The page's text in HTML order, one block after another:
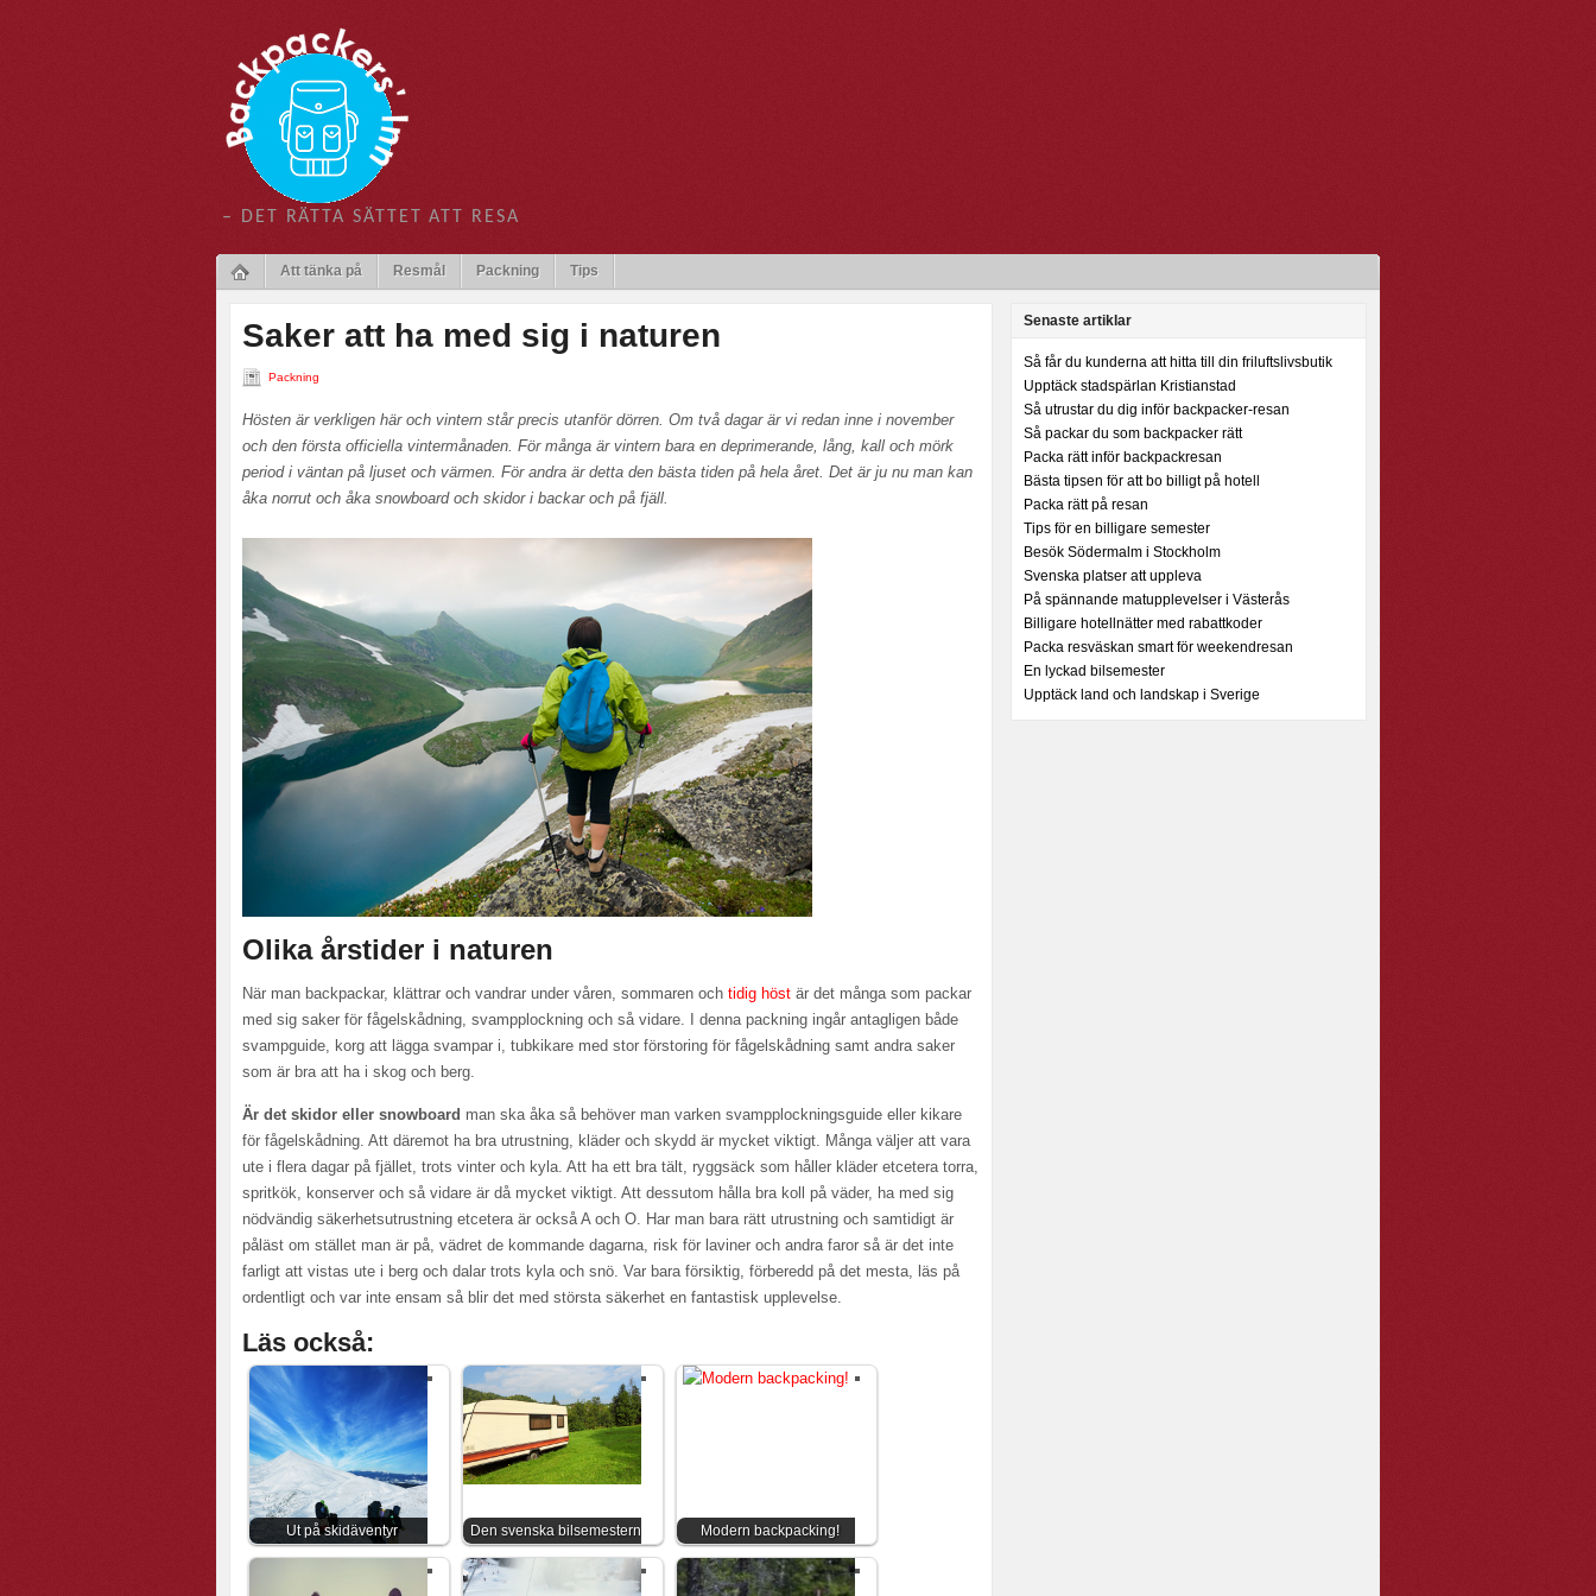
– DET RÄTTA SÄTTET ATT RESA
Att tänka på Resmål Packning Tips
Saker att ha med sig i naturen
Packning
Hösten är verkligen här och vintern står precis utanför dörren. Om två dagar är vi redan inne i november
och den första officiella vintermånaden. För många är vintern bara en deprimerande, lång, kall och mörk
period i väntan på ljuset och värmen. För andra är detta den bästa tiden på hela året. Det är ju nu man kan
åka norrut och åka snowboard och skidor i backar och på fjäll.
Olika årstider i naturen
När man backpackar, klättrar och vandrar under våren, sommaren och tidig höst är det många som packar
med sig saker för fågelskådning, svampplockning och så vidare. I denna packning ingår antagligen både
svampguide, korg att lägga svampar i, tubkikare med stor förstoring för fågelskådning samt andra saker
som är bra att ha i skog och berg.
Är det skidor eller snowboard man ska åka så behöver man varken svampplockningsguide eller kikare
för fågelskådning. Att däremot ha bra utrustning, kläder och skydd är mycket viktigt. Många väljer att vara
ute i flera dagar på fjället, trots vinter och kyla. Att ha ett bra tält, ryggsäck som håller kläder etcetera torra,
spritkök, konserver och så vidare är då mycket viktigt. Att dessutom hålla bra koll på väder, ha med sig
nödvändig säkerhetsutrustning etcetera är också A och O. Har man bara rätt utrustning och samtidigt är
påläst om stället man är på, vädret de kommande dagarna, risk för laviner och andra faror så är det inte
farligt att vistas ute i berg och dalar trots kyla och snö. Var bara försiktig, förberedd på det mesta, läs på
ordentligt och var inte ensam så blir det med största säkerhet en fantastisk upplevelse.
Läs också:
Ut på skidäventyr Den svenska bilsemestern Modern backpacking!
Senaste artiklar
Så får du kunderna att hitta till din friluftslivsbutik
Upptäck stadspärlan Kristianstad
Så utrustar du dig inför backpacker-resan
Så packar du som backpacker rätt
Packa rätt inför backpackresan
Bästa tipsen för att bo billigt på hotell
Packa rätt på resan
Tips för en billigare semester
Besök Södermalm i Stockholm
Svenska platser att uppleva
På spännande matupplevelser i Västerås
Billigare hotellnätter med rabattkoder
Packa resväskan smart för weekendresan
En lyckad bilsemester
Upptäck land och landskap i Sverige